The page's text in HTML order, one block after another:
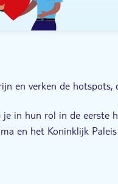
en verken de
in hun rol in de eerste
en het Koninklijk
en op het Piazza San